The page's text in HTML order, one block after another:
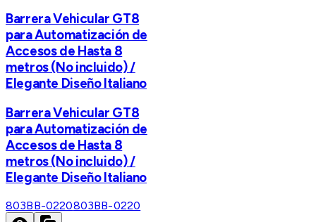
Barrera Vehicular GT8
para Automatización de
Accesos de Hasta 8
metros (No incluido) /
Elegante Diseño Italiano
Barrera Vehicular GT8
para Automatización de
Accesos de Hasta 8
metros (No incluido) /
Elegante Diseño Italiano
803BB-0220803BB-0220